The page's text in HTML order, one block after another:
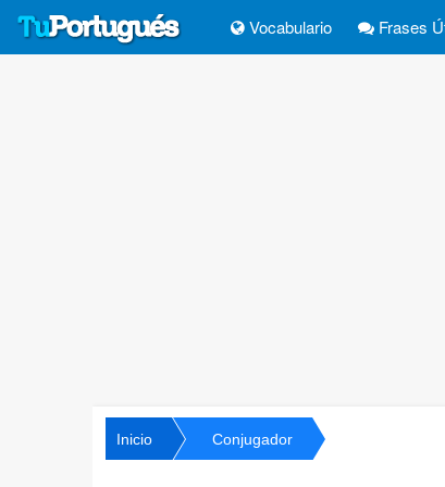
Vocabulario Frases
Inicio Conjugador